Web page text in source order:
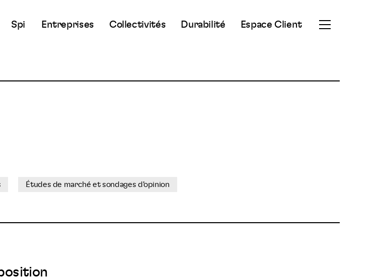
Spi Entreprises Collectivités Durabilité Espace Client
Ouvrir
Études de marché et sondages d'opinion